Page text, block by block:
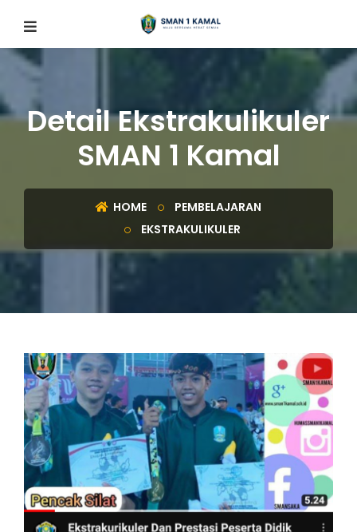
Detail Ekstrakulikuler
SMAN 1 Kamal
HOME
PEMBELAJARAN
EKSTRAKULIKULER